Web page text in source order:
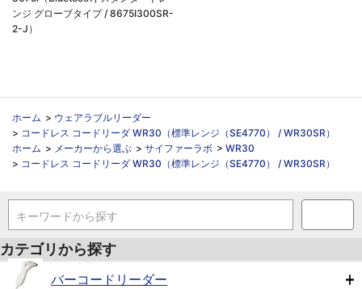
ンジ グローブタイプ / 8675I300SR-
2-J）
ホーム > ウェアラブルリーダー
> コードレス コードリーダ WR30（標準レンジ（SE4770） / WR30SR）
ホーム > メーカーから選ぶ > サイファーラボ > WR30
> コードレス コードリーダ WR30（標準レンジ（SE4770） / WR30SR）
キーワードから探す
カテゴリから探す
バーコードリーダー